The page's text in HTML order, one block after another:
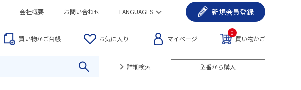
会社概要 お問い合わせ LANGUAGES 新規会員登録
買い物かご台帳 お気に入り マイページ 買い物かご
0
詳細検索 型番から購入